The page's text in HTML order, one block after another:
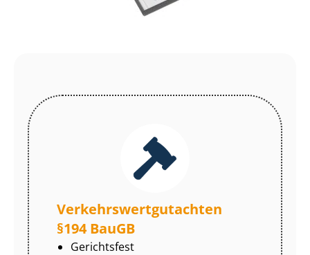
Ver­kehrs­wert­gut­ach­ten
§194 BauGB
Gerichtsfest